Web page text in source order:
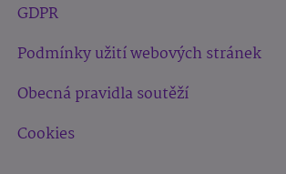
GDPR
Podmínky užití webových stránek
Obecná pravidla soutěží
Cookies